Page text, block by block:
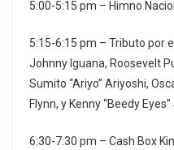
5:00-5:15 pm – Himno
5:15-6:15 pm – Tributo por
Johnny Iguana, Roosevelt
Sumito “Ariyo” Ariyoshi,
Flynn, y Kenny “Beedy
6:30-7:30 pm – Cash Box